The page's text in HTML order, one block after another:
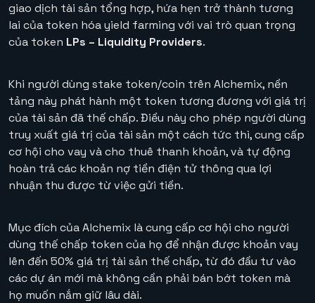
giao dịch tài sản tổng hợp, hứa hẹn trở thành tương
lai của token hóa yield farming với vai trò quan trọng
của token LPs – Liquidity Providers.
Khi người dùng stake token/coin trên Alchemix, nền
tảng này phát hành một token tương đương với giá trị
của tài sản đã thế chấp. Điều này cho phép người dùng
truy xuất giá trị của tài sản một cách tức thì, cung cấp
cơ hội cho vay và cho thuê thanh khoản, và tự động
hoàn trả các khoản nợ tiền điện tử thông qua lợi
nhuận thu được từ việc gửi tiền.
Mục đích của Alchemix là cung cấp cơ hội cho người
dùng thế chấp token của họ để nhận được khoản vay
lên đến 50% giá trị tài sản thế chấp, từ đó đầu tư vào
các dự án mới mà không cần phải bán bớt token mà
họ muốn nắm giữ lâu dài.